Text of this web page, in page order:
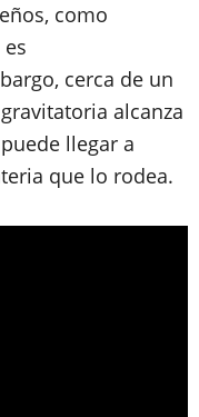
como
cerca de un
alcanza
llegar a
que lo rodea.